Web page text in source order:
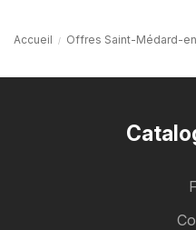
Accueil Offres Saint-Médard-